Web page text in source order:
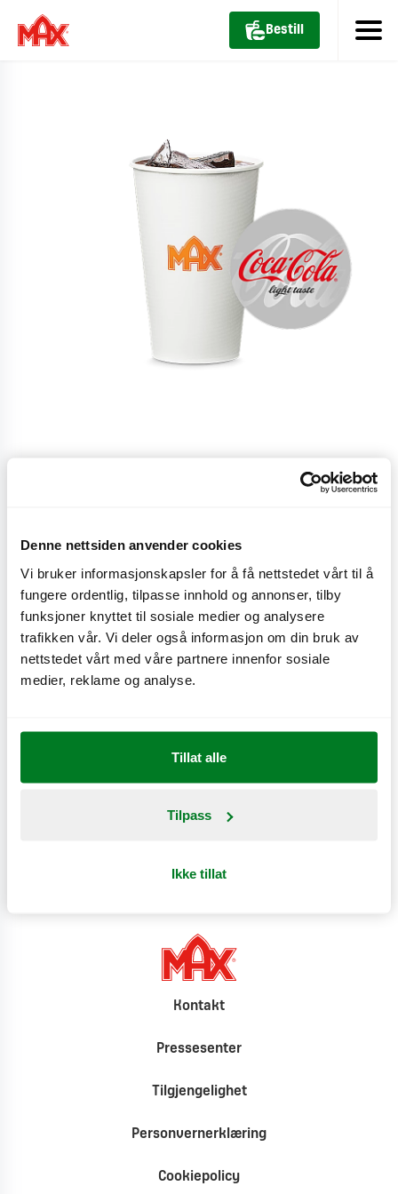
Denne nettsiden anvender cookies
Vi bruker informasjonskapsler for å få nettstedet vårt til å
fungere ordentlig, tilpasse innhold og annonser, tilby
funksjoner knyttet til sosiale medier og analysere
trafikken vår. Vi deler også informasjon om din bruk av
nettstedet vårt med våre partnere innenfor sosiale
medier, reklame og analyse.
Tillat alle
Tilpass
Ikke tillat
Bestill
Stor
CO2e 0,5 kg
Næringsinnhold
Produktinformasjon
Kontakt
Pressesenter
Tilgjengelighet
Personvernerklæring
Cookiepolicy